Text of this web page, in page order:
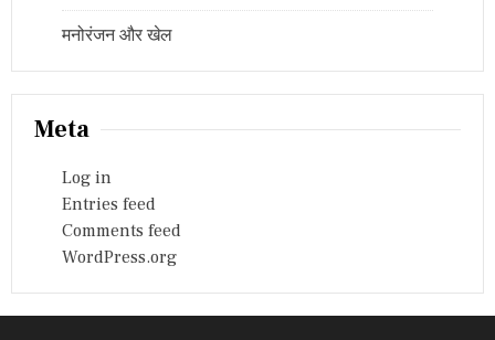
मनोरंजन और खेल
Meta
Log in
Entries feed
Comments feed
WordPress.org